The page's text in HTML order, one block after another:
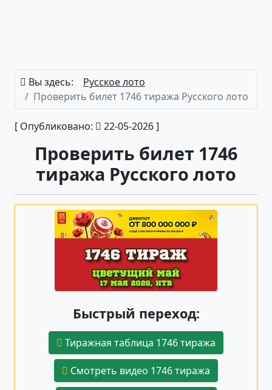
Вы здесь:
Русское лото
Проверить билет 1746 тиража Русского лото
[ Опубликовано: 22-05-2026 ]
Проверить билет 1746
тиража Русского лото
Быстрый переход:
Тиражная таблица 1746 тиража
Смотреть видео 1746 тиража